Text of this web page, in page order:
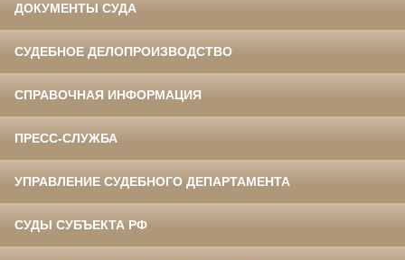
ДОКУМЕНТЫ СУДА
СУДЕБНОЕ ДЕЛОПРОИЗВОДСТВО
СПРАВОЧНАЯ ИНФОРМАЦИЯ
ПРЕСС-СЛУЖБА
УПРАВЛЕНИЕ СУДЕБНОГО ДЕПАРТАМЕНТА
СУДЫ СУБЪЕКТА РФ